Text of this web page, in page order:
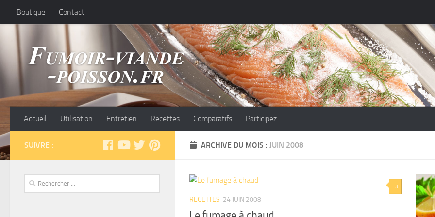
Boutique Contact
Accueil Utilisation Entretien Recettes Comparatifs Participez
ARCHIVE DU MOIS : JUIN 2008
3
RECETTES 24 JUIN 2008
SUIVRE :